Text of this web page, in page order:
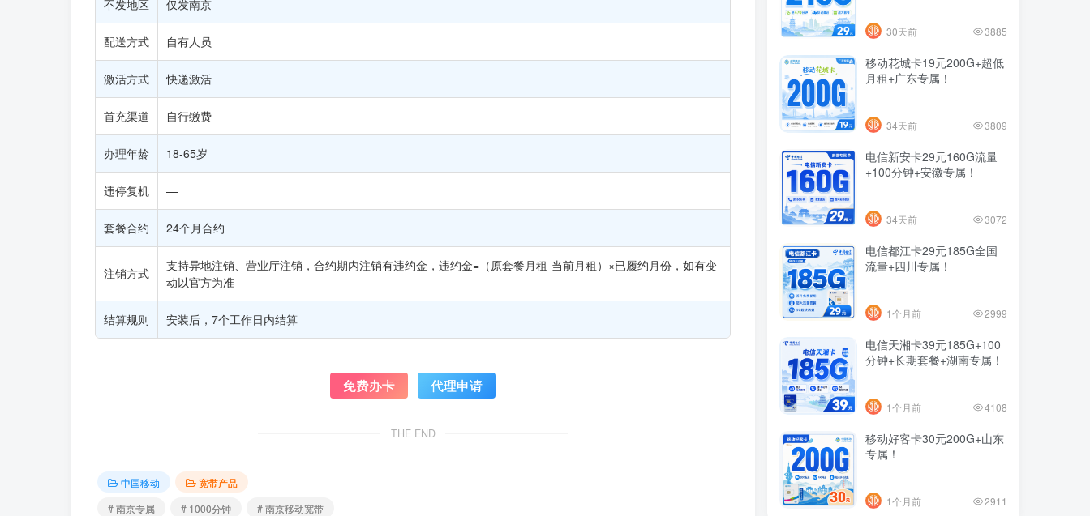
不发地区 仅发南京
配送方式 自有人员
激活方式 快递激活
首充渠道 自行缴费
办理年龄 18-65岁
违停复机 —
套餐合约 24个月合约
注销方式
支持异地注销、营业厅注销，合约期内注销有违约金，违约金=（原套餐月租-当前月租）×已履约月份，如有变
动以官方为准
结算规则 安装后，7个工作日内结算
免费办卡 代理申请
THE END
中国移动
宽带产品
# 南京专属
# 1000分钟 # 南京移动宽带
30天前 3885
移动花城卡19元200G+超低
月租+广东专属！
34天前 3809
电信新安卡29元160G流量
+100分钟+安徽专属！
34天前 3072
电信都江卡29元185G全国
流量+四川专属！
1个月前 2999
电信天湘卡39元185G+100
分钟+长期套餐+湖南专属！
1个月前 4108
移动好客卡30元200G+山东
专属！
1个月前 2911